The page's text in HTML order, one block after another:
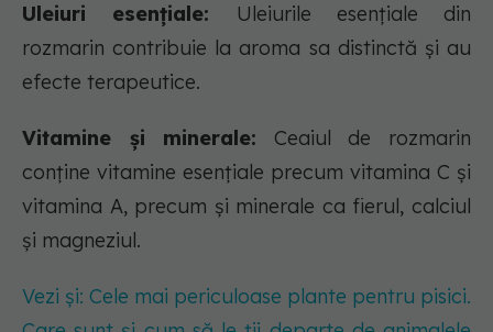
Uleiuri esențiale:
Uleiurile esențiale din
rozmarin contribuie la aroma sa distinctă și au
efecte terapeutice.
Vitamine și minerale: Ceaiul de rozmarin
conține vitamine esențiale precum vitamina C și
vitamina A, precum și minerale ca fierul, calciul
și magneziul.
Vezi și: Cele mai periculoase plante pentru pisici.